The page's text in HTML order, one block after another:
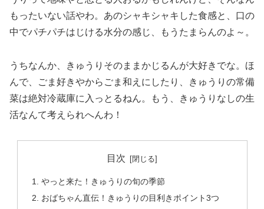
もったいない話やわ。あのシャキシャキした食感と、口の
中でパチパチはじける水分の感じ、もうたまらんのよ～。
うちなんか、きゅうりそのままかじるんが大好きでな。ほ
んで、ごま好きやからごま和えにしたり、きゅうりの常備
菜は絶対冷蔵庫に入っとるねん。もう、きゅうりなしの生
活なんて考えられへんわ！
目次
やっと来た！きゅうりの旬の季節
おばちゃん直伝！きゅうりの目利きポイント3つ